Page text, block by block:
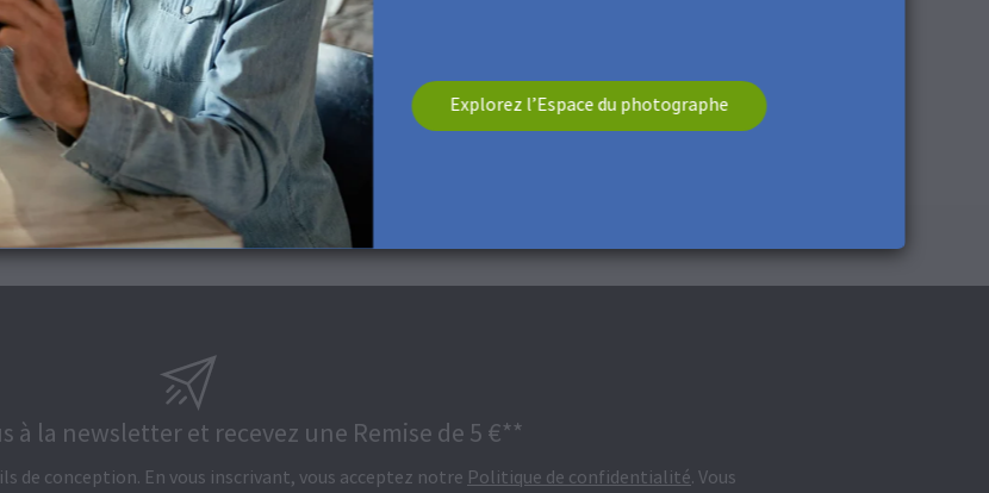
leporello.
Explorez l’Espace du photographe
à la newsletter et recevez une Remise de 5 €**
de conception. En vous inscrivant, vous acceptez notre Politique de confidentialité. Vous